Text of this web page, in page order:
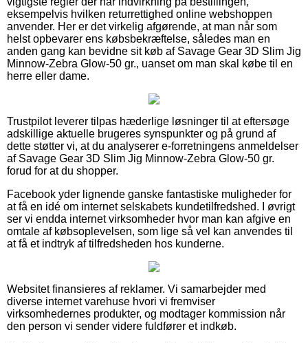
eksempelvis hvilken returrettighed online webshoppen
anvender. Her er det virkelig afgørende, at man når som
helst opbevarer ens købsbekræftelse, således man en
anden gang kan bevidne sit køb af Savage Gear 3D Slim Jig
Minnow-Zebra Glow-50 gr., uanset om man skal købe til en
herre eller dame.
Trustpilot leverer tilpas hæderlige løsninger til at eftersøge
adskillige aktuelle brugeres synspunkter og på grund af
dette støtter vi, at du analyserer e-forretningens anmeldelser
af Savage Gear 3D Slim Jig Minnow-Zebra Glow-50 gr.
forud for at du shopper.
Facebook yder lignende ganske fantastiske muligheder for
at få en idé om internet selskabets kundetilfredshed. I øvrigt
ser vi endda internet virksomheder hvor man kan afgive en
omtale af købsoplevelsen, som lige så vel kan anvendes til
at få et indtryk af tilfredsheden hos kunderne.
Websitet finansieres af reklamer. Vi samarbejder med
diverse internet varehuse hvori vi fremviser
virksomhedernes produkter, og modtager kommission når
den person vi sender videre fuldfører et indkøb.